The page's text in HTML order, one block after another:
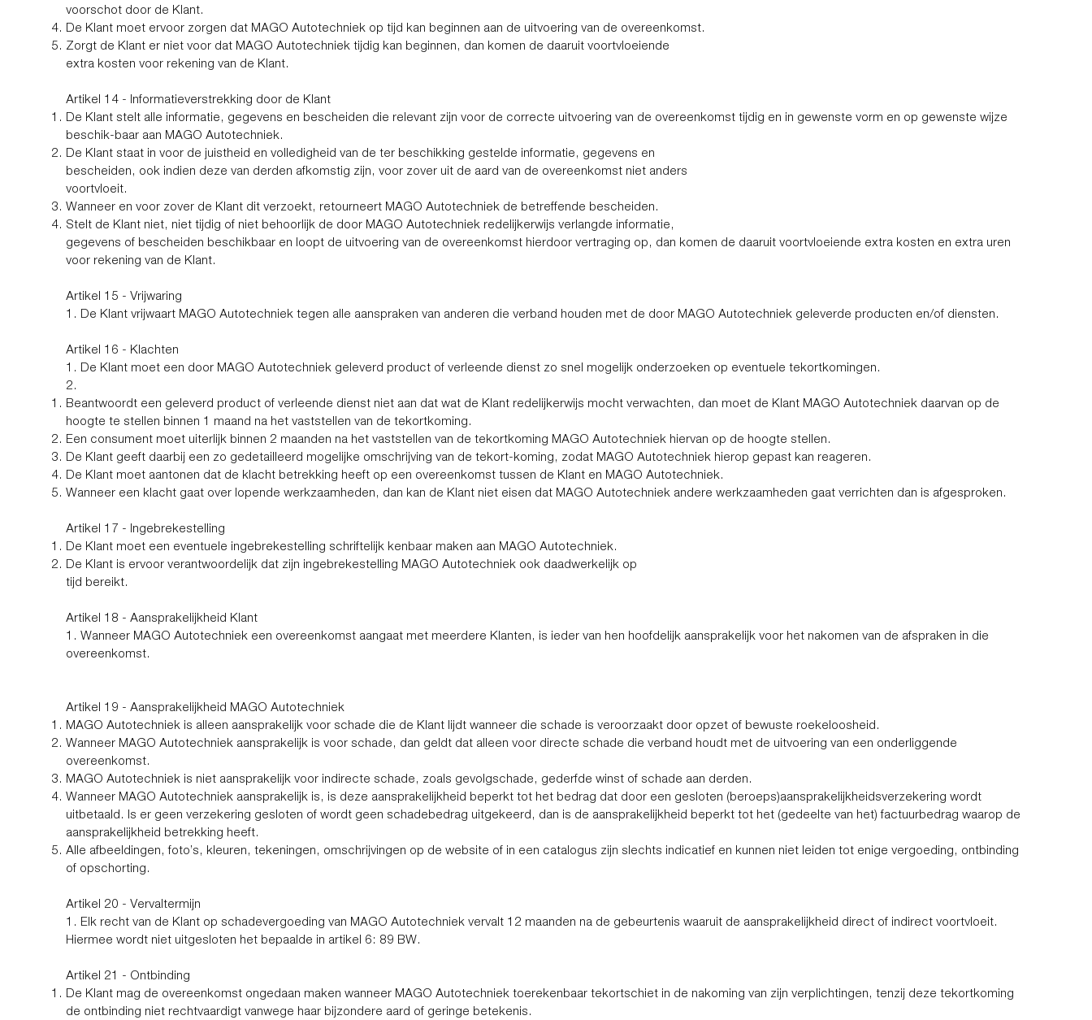
voorschot door de Klant.
De Klant moet ervoor zorgen dat MAGO Autotechniek op tijd kan beginnen aan de uitvoering van de overeenkomst.
Zorgt de Klant er niet voor dat MAGO Autotechniek tijdig kan beginnen, dan komen de daaruit voortvloeiende
extra kosten voor rekening van de Klant.
Artikel 14 - Informatieverstrekking door de Klant
De Klant stelt alle informatie, gegevens en bescheiden die relevant zijn voor de correcte uitvoering van de overeenkomst tijdig en in gewenste vorm en op gewenste wijze
beschik-baar aan MAGO Autotechniek.
De Klant staat in voor de juistheid en volledigheid van de ter beschikking gestelde informatie, gegevens en
bescheiden, ook indien deze van derden afkomstig zijn, voor zover uit de aard van de overeenkomst niet anders
voortvloeit.
Wanneer en voor zover de Klant dit verzoekt, retourneert MAGO Autotechniek de betreffende bescheiden.
Stelt de Klant niet, niet tijdig of niet behoorlijk de door MAGO Autotechniek redelijkerwijs verlangde informatie,
gegevens of bescheiden beschikbaar en loopt de uitvoering van de overeenkomst hierdoor vertraging op, dan komen de daaruit voortvloeiende extra kosten en extra uren
voor rekening van de Klant.
Artikel 15 - Vrijwaring
1. De Klant vrijwaart MAGO Autotechniek tegen alle aanspraken van anderen die verband houden met de door MAGO Autotechniek geleverde producten en/of diensten.
Artikel 16 - Klachten
1. De Klant moet een door MAGO Autotechniek geleverd product of verleende dienst zo snel mogelijk onderzoeken op eventuele tekortkomingen.
2.
Beantwoordt een geleverd product of verleende dienst niet aan dat wat de Klant redelijkerwijs mocht verwachten, dan moet de Klant MAGO Autotechniek daarvan op de
hoogte te stellen binnen 1 maand na het vaststellen van de tekortkoming.
Een consument moet uiterlijk binnen 2 maanden na het vaststellen van de tekortkoming MAGO Autotechniek hiervan op de hoogte stellen.
De Klant geeft daarbij een zo gedetailleerd mogelijke omschrijving van de tekort-koming, zodat MAGO Autotechniek hierop gepast kan reageren.
De Klant moet aantonen dat de klacht betrekking heeft op een overeenkomst tussen de Klant en MAGO Autotechniek.
Wanneer een klacht gaat over lopende werkzaamheden, dan kan de Klant niet eisen dat MAGO Autotechniek andere werkzaamheden gaat verrichten dan is afgesproken.
Artikel 17 - Ingebrekestelling
De Klant moet een eventuele ingebrekestelling schriftelijk kenbaar maken aan MAGO Autotechniek.
De Klant is ervoor verantwoordelijk dat zijn ingebrekestelling MAGO Autotechniek ook daadwerkelijk op
tijd bereikt.
Artikel 18 - Aansprakelijkheid Klant
1. Wanneer MAGO Autotechniek een overeenkomst aangaat met meerdere Klanten, is ieder van hen hoofdelijk aansprakelijk voor het nakomen van de afspraken in die
overeenkomst.
Artikel 19 - Aansprakelijkheid MAGO Autotechniek
MAGO Autotechniek is alleen aansprakelijk voor schade die de Klant lijdt wanneer die schade is veroorzaakt door opzet of bewuste roekeloosheid.
Wanneer MAGO Autotechniek aansprakelijk is voor schade, dan geldt dat alleen voor directe schade die verband houdt met de uitvoering van een onderliggende
overeenkomst.
MAGO Autotechniek is niet aansprakelijk voor indirecte schade, zoals gevolgschade, gederfde winst of schade aan derden.
Wanneer MAGO Autotechniek aansprakelijk is, is deze aansprakelijkheid beperkt tot het bedrag dat door een gesloten (beroeps)aansprakelijkheidsverzekering wordt
uitbetaald. Is er geen verzekering gesloten of wordt geen schadebedrag uitgekeerd, dan is de aansprakelijkheid beperkt tot het (gedeelte van het) factuurbedrag waarop de
aansprakelijkheid betrekking heeft.
Alle afbeeldingen, foto’s, kleuren, tekeningen, omschrijvingen op de website of in een catalogus zijn slechts indicatief en kunnen niet leiden tot enige vergoeding, ontbinding
of opschorting.
Artikel 20 - Vervaltermijn
1. Elk recht van de Klant op schadevergoeding van MAGO Autotechniek vervalt 12 maanden na de gebeurtenis waaruit de aansprakelijkheid direct of indirect voortvloeit.
Hiermee wordt niet uitgesloten het bepaalde in artikel 6: 89 BW.
Artikel 21 - Ontbinding
De Klant mag de overeenkomst ongedaan maken wanneer MAGO Autotechniek toerekenbaar tekortschiet in de nakoming van zijn verplichtingen, tenzij deze tekortkoming
de ontbinding niet rechtvaardigt vanwege haar bijzondere aard of geringe betekenis.